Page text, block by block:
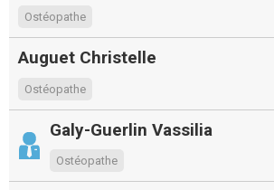
Ostéopathe
Auguet Christelle
Ostéopathe
Galy-Guerlin Vassilia
Ostéopathe